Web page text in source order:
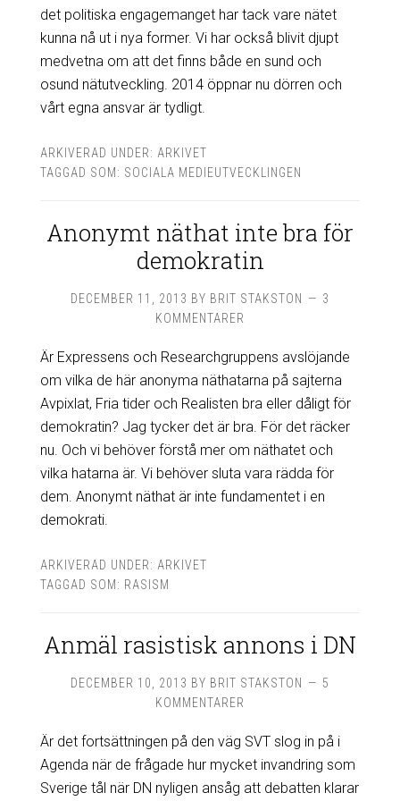
det politiska engagemanget har tack vare nätet
kunna nå ut i nya former. Vi har också blivit djupt
medvetna om att det finns både en sund och
osund nätutveckling. 2014 öppnar nu dörren och
vårt egna ansvar är tydligt.
ARKIVERAD UNDER: ARKIVET
TAGGAD SOM: SOCIALA MEDIEUTVECKLINGEN
Anonymt näthat inte bra för
demokratin
DECEMBER 11, 2013 BY BRIT STAKSTON
3
KOMMENTARER
Är Expressens och Researchgruppens avslöjande
om vilka de här anonyma näthatarna på sajterna
Avpixlat, Fria tider och Realisten bra eller dåligt för
demokratin? Jag tycker det är bra. För det räcker
nu. Och vi behöver förstå mer om näthatet och
vilka hatarna är. Vi behöver sluta vara rädda för
dem. Anonymt näthat är inte fundamentet i en
demokrati.
ARKIVERAD UNDER: ARKIVET
TAGGAD SOM: RASISM
Anmäl rasistisk annons i DN
DECEMBER 10, 2013 BY BRIT STAKSTON
5
KOMMENTARER
Är det fortsättningen på den väg SVT slog in på i
Agenda när de frågade hur mycket invandring som
Sverige tål när DN nyligen ansåg att debatten klarar